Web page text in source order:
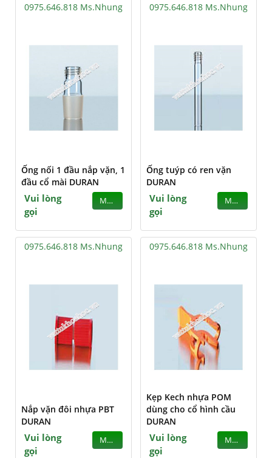
0975.646.818 Ms.Nhung
Ống nối 1 đầu nắp vặn, 1
đầu cổ mài DURAN
Vui lòng
gọi
MUA
0975.646.818 Ms.Nhung
Ống tuýp có ren vặn
DURAN
Vui lòng
gọi
MUA
0975.646.818 Ms.Nhung
Nắp vặn đôi nhựa PBT
DURAN
Vui lòng
gọi
MUA
0975.646.818 Ms.Nhung
Kẹp Kech nhựa POM
dùng cho cổ hình cầu
DURAN
Vui lòng
gọi
MUA